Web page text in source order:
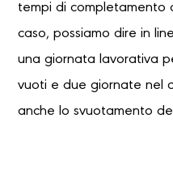
tempi di completamento
caso, possiamo dire in
una giornata lavorativa
vuoti e due giornate nel
anche lo svuotamento